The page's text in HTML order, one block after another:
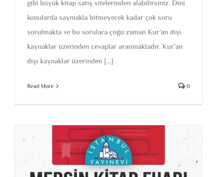
gibi büyük kitap satış sitelerinden alabilirsiniz. Dini
konularda saymakla bitmeyecek kadar çok soru
sorulmakta ve bu sorulara çoğu zaman Kur’an dışı
kaynaklar üzerinden cevaplar aranmaktadır. Kur’an
dışı kaynaklar üzerinden [...]
Read More 0